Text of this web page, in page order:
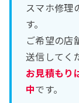
スマホ修理
す。
ご希望の店
送信してく
お見積もり
中です。